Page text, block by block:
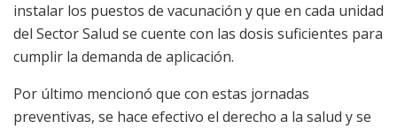
instalar los puestos de vacunación y que en cada unidad
del Sector Salud se cuente con las dosis suficientes para
cumplir la demanda de aplicación.
Por último mencionó que con estas jornadas
preventivas, se hace efectivo el derecho a la salud y se